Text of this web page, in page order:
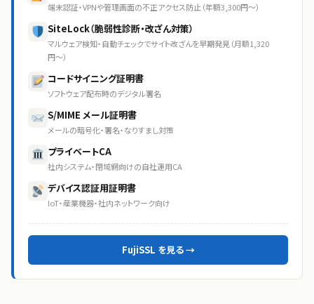
端末認証・VPNや管理画面の不正アクセス防止（年額3,300円〜）
SiteLock（脆弱性診断・改ざん対策）
マルウェア検知・自動チェックでサイト改ざんを早期発見（月額1,320
円〜）
コードサイニング証明書
ソフトウェア配布時のデジタル署名
S/MIME メール証明書
メールの暗号化・署名・なりすまし対策
プライベートCA
社内システム・閉域網向けの自社運用CA
デバイス認証用証明書
IoT・産業機器・社内ネットワーク向け
FujiSSL を見る →